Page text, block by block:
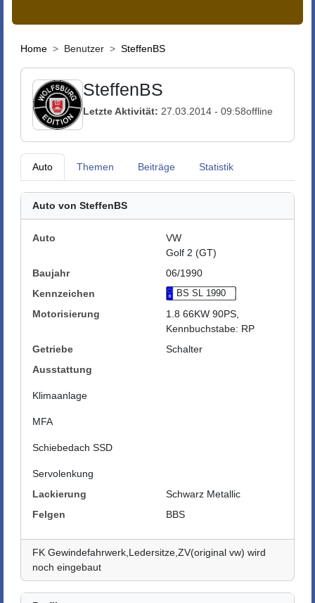
Home Benutzer SteffenBS
SteffenBS
Letzte Aktivität: 27.03.2014 - 09:58offline
Auto Themen Beiträge Statistik
Auto von SteffenBS
Auto
VW
Golf 2 (GT)
Baujahr
06/1990
Kennzeichen
BS SL 1990
Motorisierung
1.8 66KW 90PS,
Kennbuchstabe: RP
Getriebe
Schalter
Ausstattung
Klimaanlage
MFA
Schiebedach SSD
Servolenkung
Lackierung
Schwarz Metallic
Felgen
BBS
FK Gewindefahrwerk,Ledersitze,ZV(original vw) wird
noch eingebaut